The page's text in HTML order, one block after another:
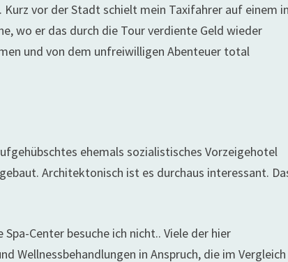
vor der Stadt schielt mein Taxifahrer auf einem in
wo er das durch die Tour verdiente Geld wieder
und von dem unfreiwilligen Abenteuer total
ehemals sozialistisches Vorzeigehotel
Architektonisch ist es durchaus interessant.
Center besuche ich nicht.. Viele der hier
Wellnessbehandlungen in Anspruch, die im Vergleich